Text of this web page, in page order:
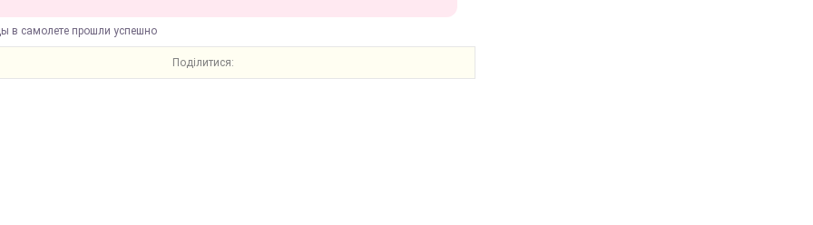
в самолете прошли успешно
Поділитися: